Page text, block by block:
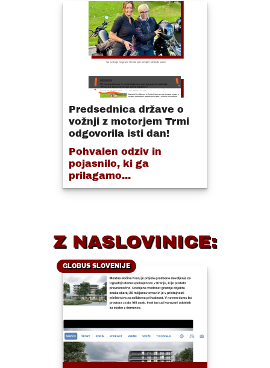
Predsednica države o
vožnji z motorjem Trmi
odgovorila isti dan!
Pohvalen odziv in
pojasnilo, ki ga
prilagamo...
Z NASLOVINICE:
GLOBUS SLOVENIJE